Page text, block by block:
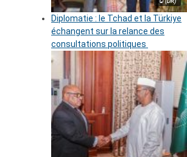
Diplomatie : le Tchad et la Türkiye
échangent sur la relance des
consultations politiques